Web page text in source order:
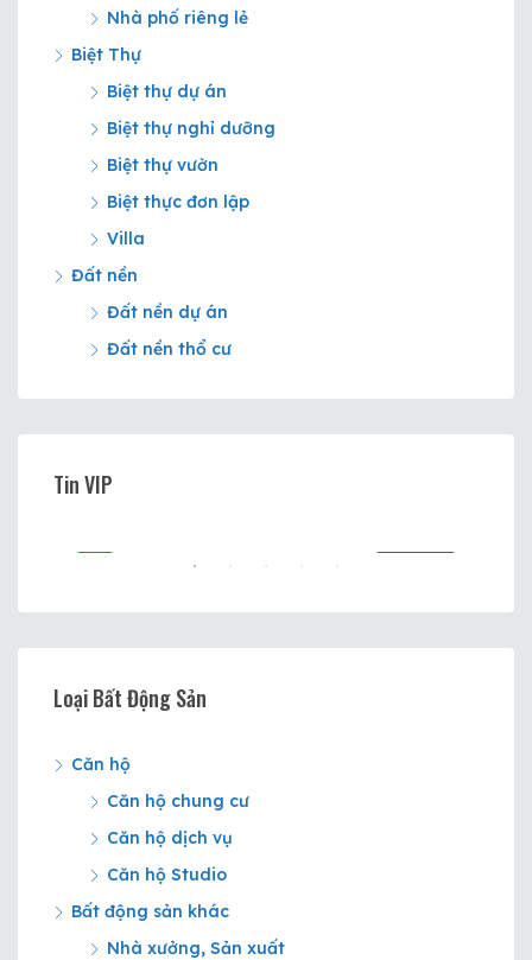
Nhà phố riêng lẻ
Biệt Thự
Biệt thự dự án
Biệt thự nghỉ dưỡng
Biệt thự vườn
Biệt thực đơn lập
Villa
Đất nền
Đất nền dự án
Đất nền thổ cư
Tin VIP
10.500.000✧/vnd
Loại Bất Động Sản
Căn hộ
Căn hộ chung cư
Căn hộ dịch vụ
Căn hộ Studio
Bất động sản khác
Nhà xưởng, Sản xuất